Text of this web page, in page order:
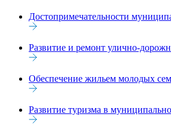
Достопримечательности
Развитие и ремонт улично-
Обеспечение жильем молодых
Развитие туризма в